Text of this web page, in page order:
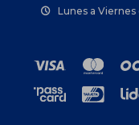
Lunes a Viernes